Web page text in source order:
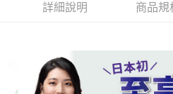
恩沛科技股份有限公司將有權停止該用戶
詳細說明 商品規